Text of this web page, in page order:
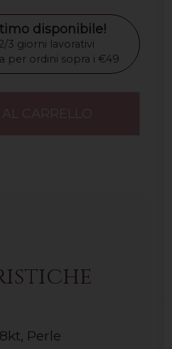
disponibile!
3 giorni lavorativi
per ordini sopra i €49
Perle